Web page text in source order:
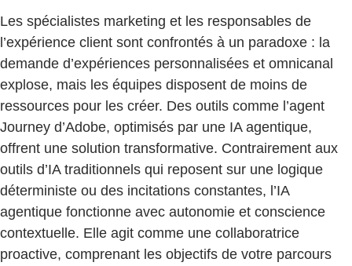
Les spécialistes marketing et les responsables de
l’expérience client sont confrontés à un paradoxe : la
demande d’expériences personnalisées et omnicanal
explose, mais les équipes disposent de moins de
ressources pour les créer. Des outils comme l’agent
Journey d’Adobe, optimisés par une IA agentique,
offrent une solution transformative. Contrairement aux
outils d’IA traditionnels qui reposent sur une logique
déterministe ou des incitations constantes, l’IA
agentique fonctionne avec autonomie et conscience
contextuelle. Elle agit comme une collaboratrice
proactive, comprenant les objectifs de votre parcours